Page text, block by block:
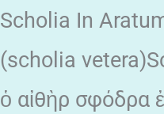
Scholia In
(scholia
ὁ αἰθὴρ σφόδρα